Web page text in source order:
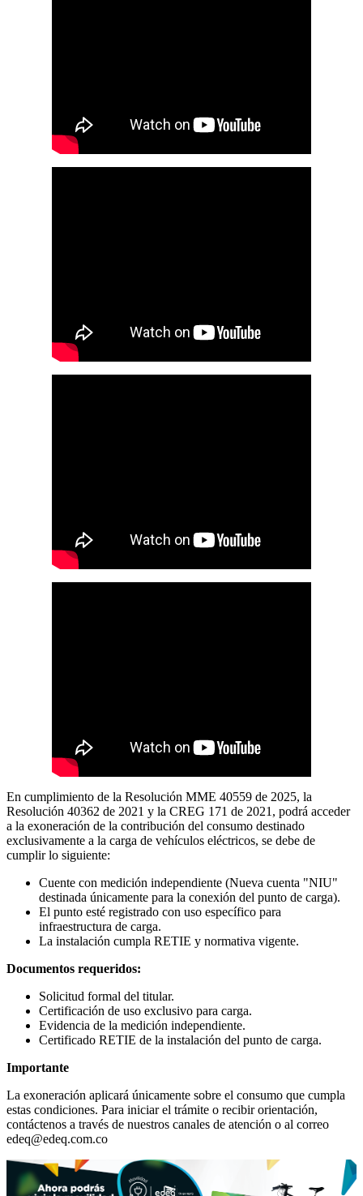
En cumplimiento de la Resolución MME 40559 de 2025, la
Resolución 40362 de 2021 y la CREG 171 de 2021, podrá acceder
a la exoneración de la contribución del consumo destinado
exclusivamente a la carga de vehículos eléctricos, se debe de
cumplir lo siguiente:
Cuente con medición independiente (Nueva cuenta "NIU"
destinada únicamente para la conexión del punto de carga).
El punto esté registrado con uso específico para
infraestructura de carga.
La instalación cumpla RETIE y normativa vigente.
Documentos requeridos:
Solicitud formal del titular.
Certificación de uso exclusivo para carga.
Evidencia de la medición independiente.
Certificado RETIE de la instalación del punto de carga.
Importante
La exoneración aplicará únicamente sobre el consumo que cumpla
estas condiciones. Para iniciar el trámite o recibir orientación,
contáctenos a través de nuestros canales de atención o al correo
edeq@edeq.com.co